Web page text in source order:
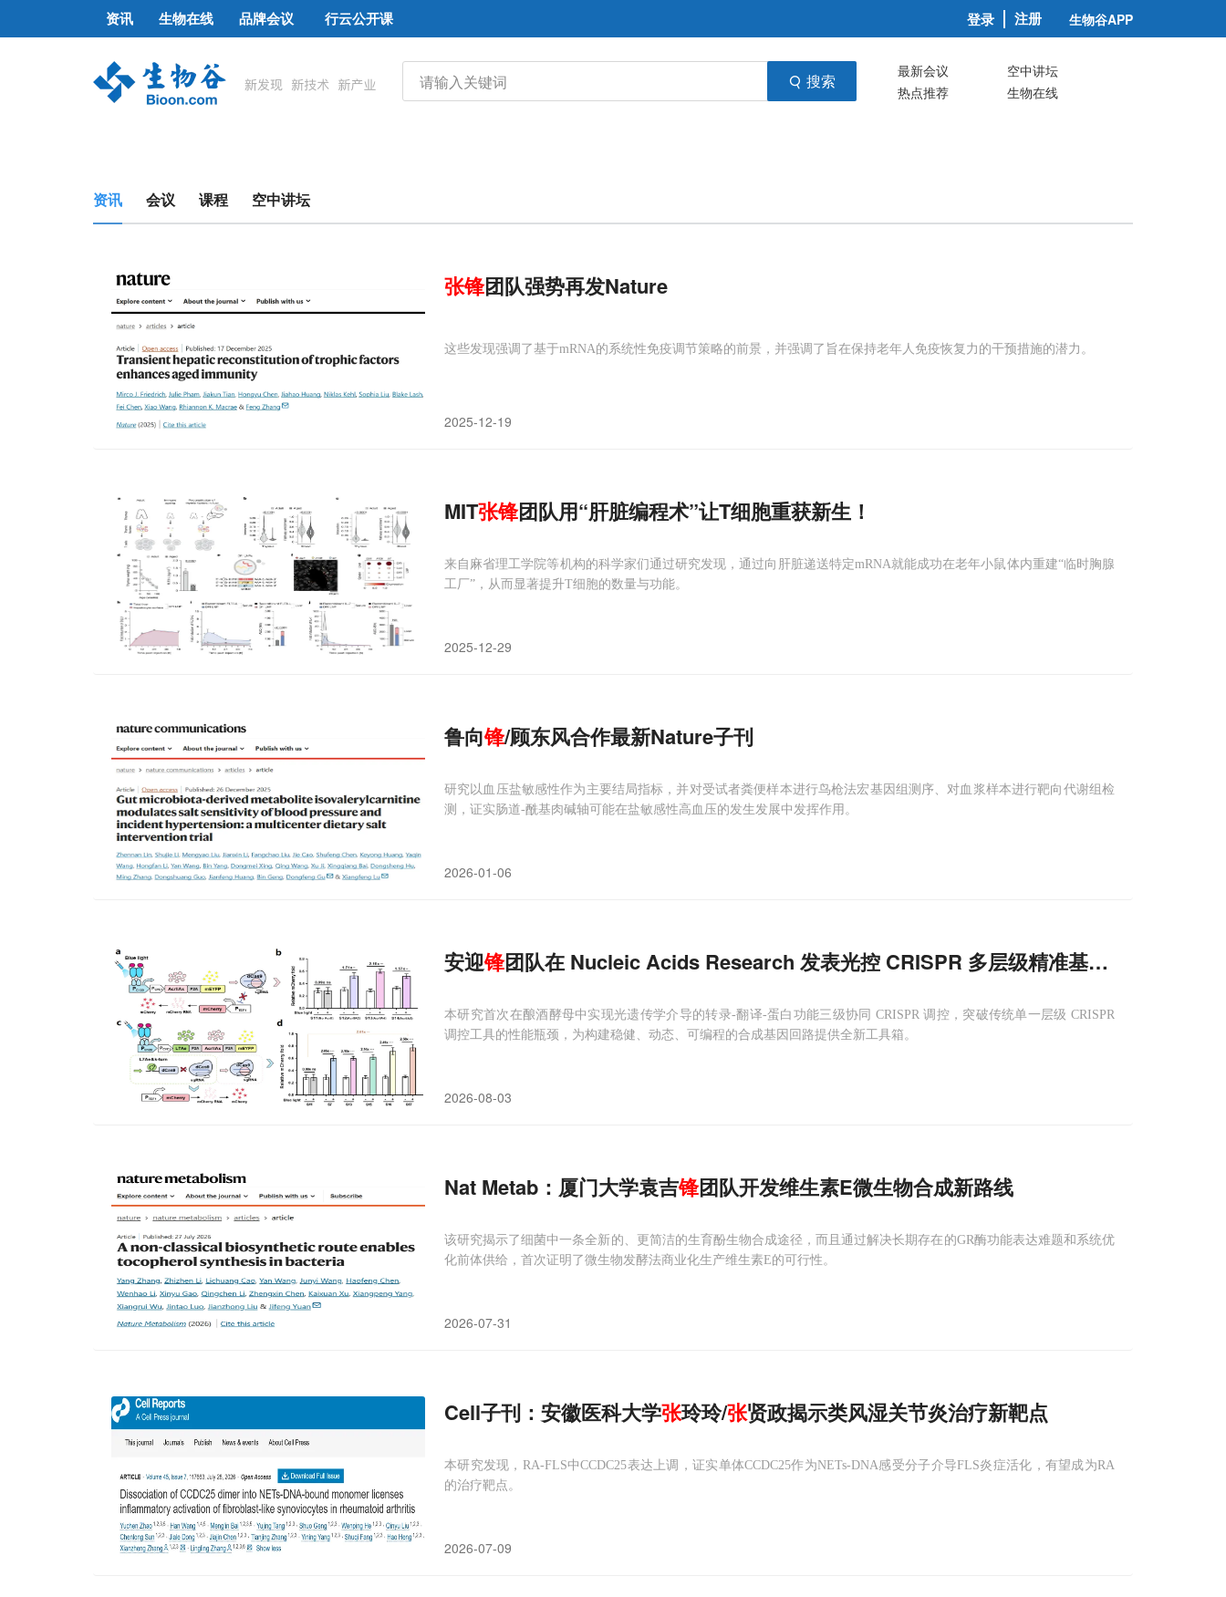
资讯 生物在线 品牌会议 行云公开课 登录 注册 生物谷APP
搜索 最新会议
空中讲坛
热点推荐
生物在线
资讯 会议 课程 空中讲坛
张锋团队强势再发Nature
这些发现强调了基于mRNA的系统性免疫调节策略的前景，并强调了旨在保持老年人免疫恢复力的干预措施的潜力。
2025-12-19
MIT张锋团队用“肝脏编程术”让T细胞重获新生！
来自麻省理工学院等机构的科学家们通过研究发现，通过向肝脏递送特定mRNA就能成功在老年小鼠体内重建“临时胸腺
工厂”，从而显著提升T细胞的数量与功能。
2025-12-29
鲁向锋/顾东风合作最新Nature子刊
研究以血压盐敏感性作为主要结局指标，并对受试者粪便样本进行鸟枪法宏基因组测序、对血浆样本进行靶向代谢组检
测，证实肠道-酰基肉碱轴可能在盐敏感性高血压的发生发展中发挥作用。
2026-01-06
安迎锋团队在 Nucleic Acids Research 发表光控 CRISPR 多层级精准基因转录调控新
本研究首次在酿酒酵母中实现光遗传学介导的转录-翻译-蛋白功能三级协同 CRISPR 调控，突破传统单一层级 CRISPR
调控工具的性能瓶颈，为构建稳健、动态、可编程的合成基因回路提供全新工具箱。
2026-08-03
Nat Metab：厦门大学袁吉锋团队开发维生素E微生物合成新路线
该研究揭示了细菌中一条全新的、更简洁的生育酚生物合成途径，而且通过解决长期存在的GR酶功能表达难题和系统优
化前体供给，首次证明了微生物发酵法商业化生产维生素E的可行性。
2026-07-31
Cell子刊：安徽医科大学张玲玲/张贤政揭示类风湿关节炎治疗新靶点
本研究发现，RA-FLS中CCDC25表达上调，证实单体CCDC25作为NETs-DNA感受分子介导FLS炎症活化，有望成为RA
的治疗靶点。
2026-07-09